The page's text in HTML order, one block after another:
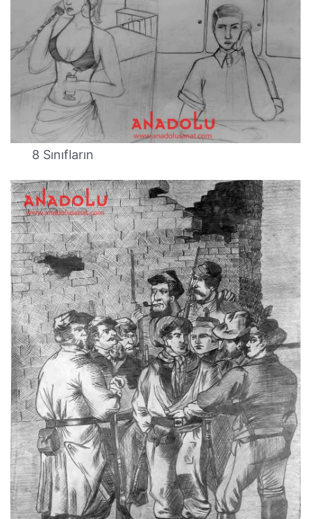
8 Sınıfların